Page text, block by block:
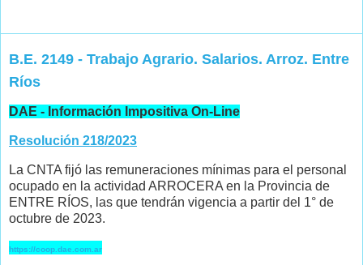
B.E. 2149 - Trabajo Agrario. Salarios. Arroz. Entre
Ríos
DAE - Información Impositiva On-Line
Resolución 218/2023
La CNTA fijó las remuneraciones mínimas para el personal
ocupado en la actividad ARROCERA en la Provincia de
ENTRE RÍOS, las que tendrán vigencia a partir del 1° de
octubre de 2023.
https://coop.dae.com.ar